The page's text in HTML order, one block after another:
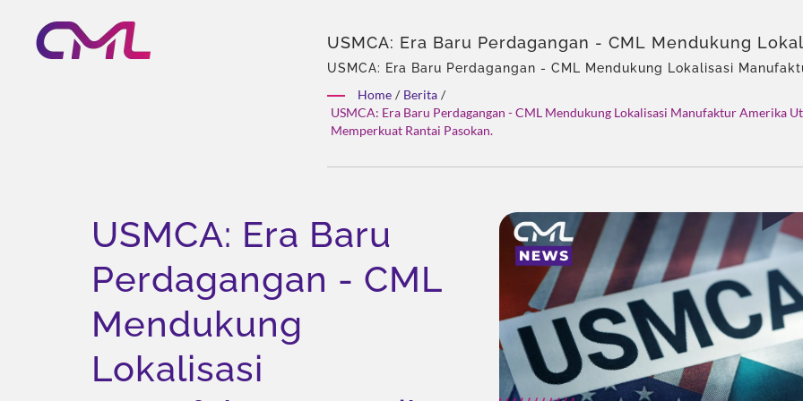
USMCA: Era Baru Perdagangan - CML Mendukung
Manufaktur Amerika Utara Dan Memperkuat Rantai
CML: Produsen Pompa Hidrolik Bersertifikat ISO 9001 &
Kualitas Pemenang Penghargaan
USMCA: Era Baru Perdagangan - CML Mendukung Lokalisasi
hidrolik & Katup, Agen Tunggal Eckerle di Asia, Tim berpengalaman,
produk, Solusi total, Kustomisasi fleksibel, Distribusi global.
Home / Berita /
USMCA: Era Baru Perdagangan - CML Mendukung Lokalisasi Manufaktur Amerika
Memperkuat Rantai Pasokan.
USMCA: Era Baru
Perdagangan - CML
Mendukung
Lokalisasi